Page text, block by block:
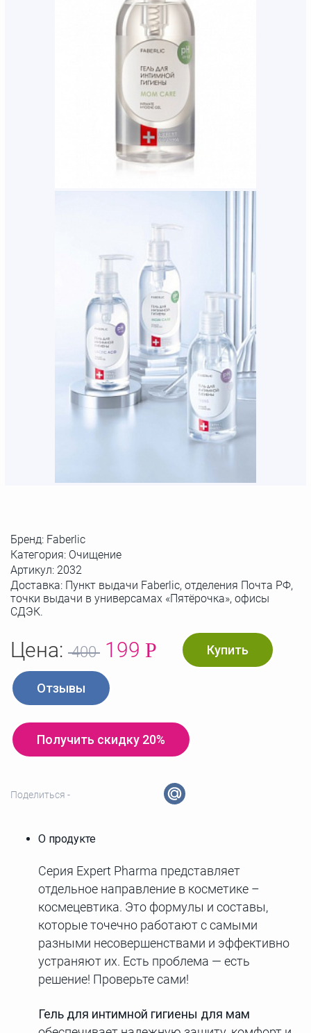
Бренд: Faberlic
Категория: Очищение
Артикул: 2032
Доставка: Пункт выдачи Faberlic, отделения Почта РФ,
точки выдачи в универсамах «Пятёрочка», офисы
СДЭК.
Цена: 400 199 Р Купить
Отзывы
Получить скидку 20%
Поделиться -
О продукте
Серия Expert Pharma представляет
отдельное направление в косметике –
космецевтика. Это формулы и составы,
которые точечно работают с самыми
разными несовершенствами и эффективно
устраняют их. Есть проблема — есть
решение! Проверьте сами!
Гель для интимной гигиены для мам